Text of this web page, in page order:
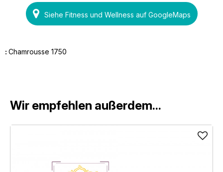
Siehe Fitness und Wellness auf GoogleMaps
: Chamrousse 1750
Wir empfehlen außerdem...